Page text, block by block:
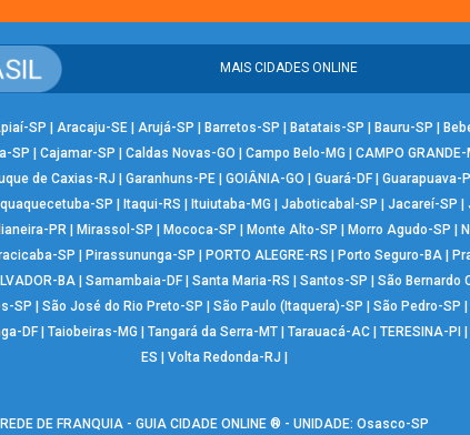
MAIS CIDADES ONLINE
SP | Aracaju-SE| Arujá-SP | Barretos-SP | Batatais-SP | Bauru-SP |
SP | Cajamar-SP | Caldas Novas-GO | Campo Belo-MG | CAMPO GRANDE-
de Caxias-RJ | Garanhuns-PE | GOIÂNIA-GO | Guará-DF | Guarapuava-
SP | Itaqui-RS | Ituiutaba-MG | Jaboticabal-SP | Jacareí-SP |
PR | Mirassol-SP | Mococa-SP | Monte Alto-SP | Morro Agudo-SP |
SP | Pirassununga-SP | PORTO ALEGRE-RS | Porto Seguro-BA|
BA | Samambaia-DF | Santa Maria-RS | Santos-SP | São Bernardo
SP | São José do Rio Preto-SP | São Paulo (Itaquera)-SP | São Pedro-SP |
DF| Taiobeiras-MG | Tangará da Serra-MT| Tarauacá-AC| TERESINA-PI |
ES | Volta Redonda-RJ |
REDE DE FRANQUIA - GUIA CIDADE ONLINE ® - UNIDADE: Osasco-SP